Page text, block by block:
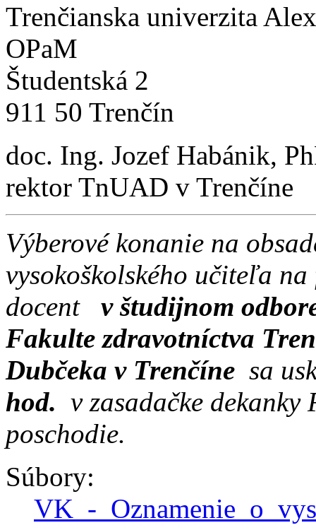
Trenčianska univerzita
OPaM
Študentská 2
911 50 Trenčín
doc. Ing. Jozef Habánik,
rektor TnUAD v Trenčíne
Výberové konanie na
vysokoškolského učiteľa na
docent
v študijnom
Fakulte zdravotníctva
Dubčeka v Trenčíne sa
hod. v zasadačke
poschodie.
Súbory:
VK_-